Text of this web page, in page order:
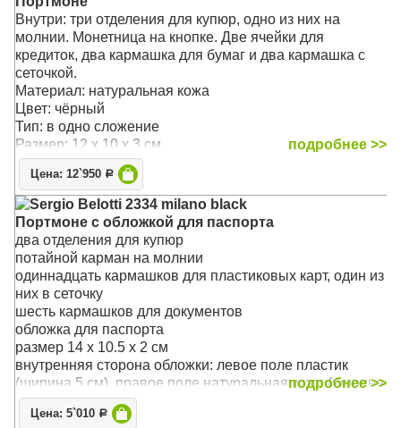
Внутри: три отделения для купюр, одно из них на
молнии. Монетница на кнопке. Две ячейки для
кредиток, два кармашка для бумаг и два кармашка с
сеточкой.
Материал: натуральная кожа
Цвет: чёрный
Тип: в одно сложение
Размер: 12 x 10 x 3 см
подробнее >>
Цена: 12`950 Р
Sergio Belotti 2334 milano black
Портмоне с обложкой для паспорта
два отделения для купюр
потайной карман на молнии
одиннадцать кармашков для пластиковых карт, один из
них в сеточку
шесть кармашков для документов
обложка для паспорта
размер 14 x 10.5 x 2 см
внутренняя сторона обложки: левое поле пластик
(ширина 5 см), правое поле натуральная кожа (ширина
6,5см), на внутренней стороне обложки три кармашка
для документов
подробнее >>
Цена: 5`010 Р